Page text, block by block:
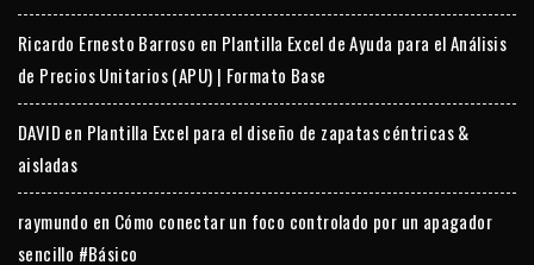
Ricardo Ernesto Barroso en Plantilla Excel de Ayuda para el Análisis
de Precios Unitarios (APU) | Formato Base
DAVID en Plantilla Excel para el diseño de zapatas céntricas &
aisladas
raymundo en Cómo conectar un foco controlado por un apagador
sencillo #Básico